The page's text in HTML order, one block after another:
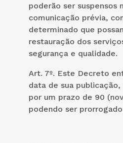
poderão ser suspensos
comunicação prévia,
determinado que
restauração dos
segurança e qualidade.
Art. 7º. Este Decreto
data de sua
por um prazo de 90
podendo ser